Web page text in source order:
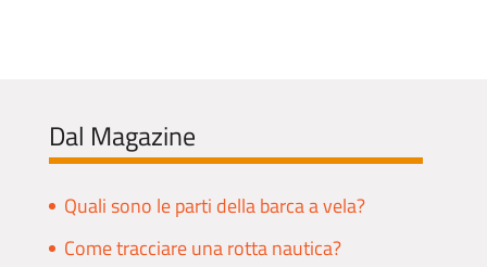
Dal Magazine
Quali sono le parti della barca a vela?
Come tracciare una rotta nautica?